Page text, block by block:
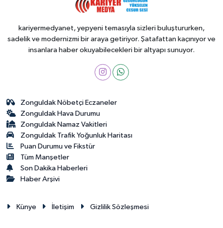
kariyermedyanet, yepyeni temasıyla sizleri buluştururken,
sadelik ve modernizmi bir araya getiriyor. Şatafattan kaçınıyor ve
insanlara haber okuyabilecekleri bir altyapı sunuyor.
Zonguldak Nöbetçi Eczaneler
Zonguldak Hava Durumu
Zonguldak Namaz Vakitleri
Zonguldak Trafik Yoğunluk Haritası
Puan Durumu ve Fikstür
Tüm Manşetler
Son Dakika Haberleri
Haber Arşivi
Künye İletişim Gizlilik Sözleşmesi